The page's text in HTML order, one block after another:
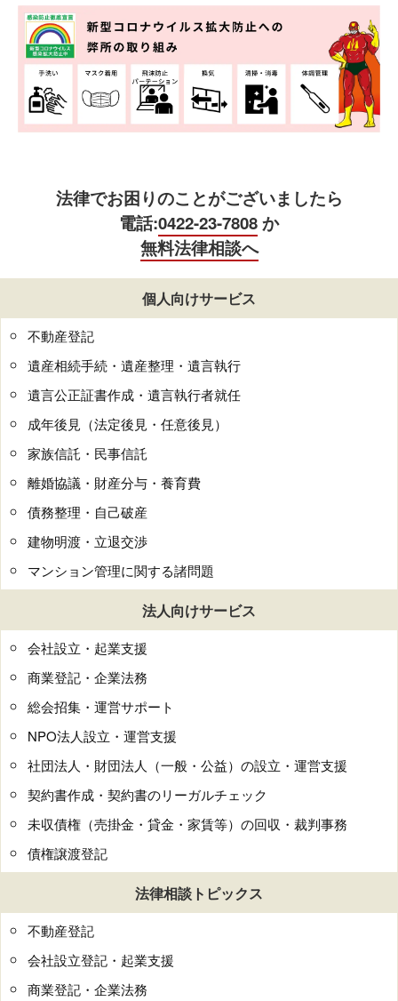
法律でお困りのことがございましたら
電話:0422-23-7808か
無料法律相談へ
個人向けサービス
不動産登記
遺産相続手続・遺産整理・遺言執行
遺言公正証書作成・遺言執行者就任
成年後見（法定後見・任意後見）
家族信託・民事信託
離婚協議・財産分与・養育費
債務整理・自己破産
建物明渡・立退交渉
マンション管理に関する諸問題
法人向けサービス
会社設立・起業支援
商業登記・企業法務
総会招集・運営サポート
NPO法人設立・運営支援
社団法人・財団法人（一般・公益）の設立・運営支援
契約書作成・契約書のリーガルチェック
未収債権（売掛金・貸金・家賃等）の回収・裁判事務
債権譲渡登記
法律相談トピックス
不動産登記
会社設立登記・起業支援
商業登記・企業法務